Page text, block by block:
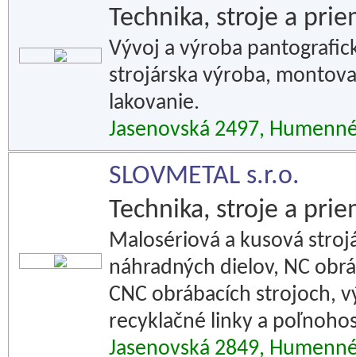
Technika, stroje a
Vývoj a výroba
strojárska výroba,
lakovanie.
Jasenovská 2497,
SLOVMETAL s.r.o.
Technika, stroje a
Malosériová a kusová
náhradných dielov, NC
CNC obrábacích strojoch,
recyklačné linky a
Jasenovská 2849,